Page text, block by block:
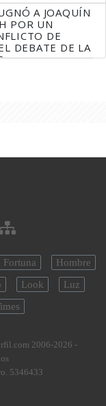
A JOAQUÍN
POR UN
DE
DEBATE DE LA
Fortuna
Hombre
Look
Luz
2006-2026 -
5346433